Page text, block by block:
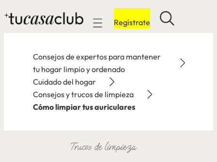
Mobile navigation
Regístrate
Consejos de expertos para mantener
tu hogar limpio y ordenado
Cuidado del hogar
Consejos y trucos de limpieza
Cómo limpiar tus auriculares
Trucos de limpieza